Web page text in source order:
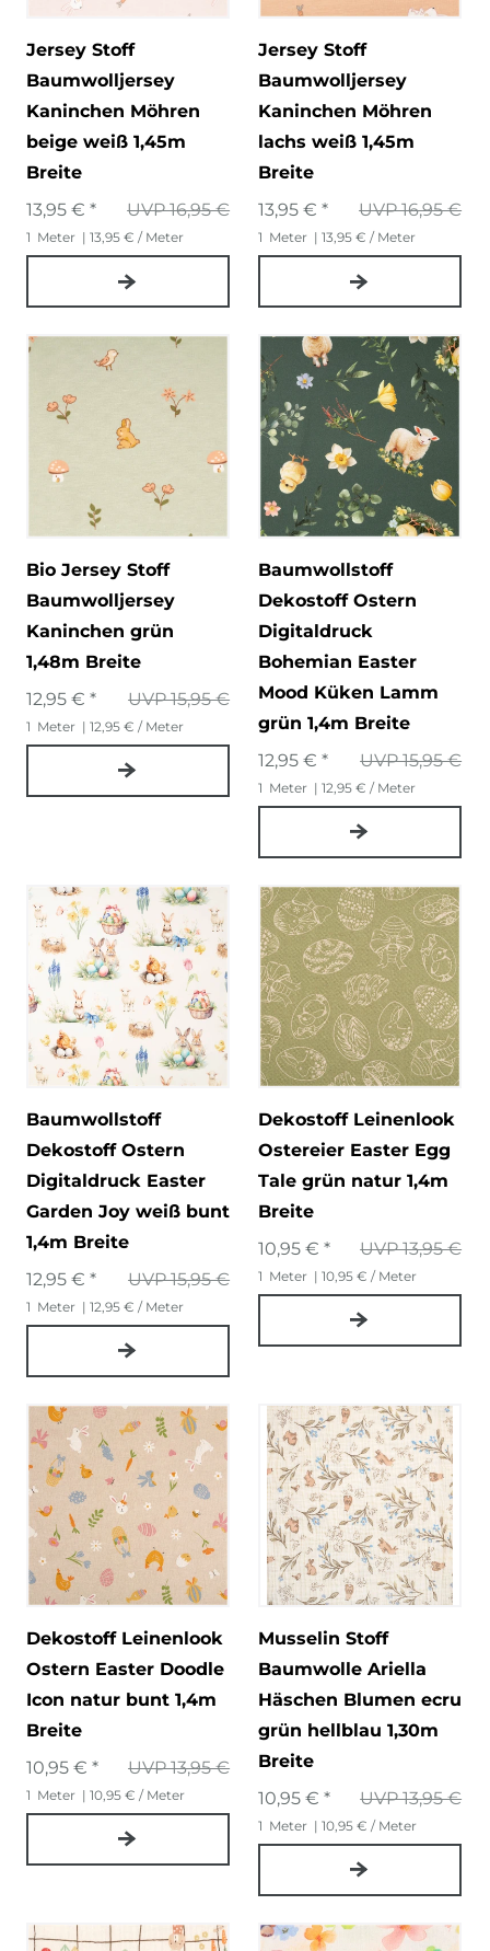
Jersey Stoff
Baumwolljersey
Kaninchen Möhren
beige weiß 1,45m
Breite
UVP 16,95 €
13,95 € *
1 Meter | 13,95 € / Meter
Jersey Stoff
Baumwolljersey
Kaninchen Möhren
lachs weiß 1,45m
Breite
UVP 16,95 €
13,95 € *
1 Meter | 13,95 € / Meter
Bio Jersey Stoff
Baumwolljersey
Kaninchen grün
1,48m Breite
UVP 15,95 €
12,95 € *
1 Meter | 12,95 € / Meter
Baumwollstoff
Dekostoff Ostern
Digitaldruck
Bohemian Easter
Mood Küken Lamm
grün 1,4m Breite
UVP 15,95 €
12,95 € *
1 Meter | 12,95 € / Meter
Baumwollstoff
Dekostoff Ostern
Digitaldruck Easter
Garden Joy weiß bunt
1,4m Breite
UVP 15,95 €
12,95 € *
1 Meter | 12,95 € / Meter
Dekostoff Leinenlook
Ostereier Easter Egg
Tale grün natur 1,4m
Breite
UVP 13,95 €
10,95 € *
1 Meter | 10,95 € / Meter
Dekostoff Leinenlook
Ostern Easter Doodle
Icon natur bunt 1,4m
Breite
UVP 13,95 €
10,95 € *
1 Meter | 10,95 € / Meter
Musselin Stoff
Baumwolle Ariella
Häschen Blumen ecru
grün hellblau 1,30m
Breite
UVP 13,95 €
10,95 € *
1 Meter | 10,95 € / Meter